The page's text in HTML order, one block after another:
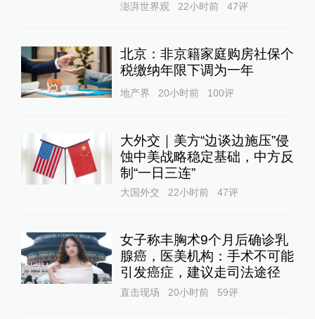
澎湃世界观 22小时前 47评
北京：非京籍家庭购房社保个
税缴纳年限下调为一年
地产界 20小时前 100评
大外交｜美方“边谈边施压”侵
蚀中美战略稳定基础，中方反
制“一日三连”
大国外交 22小时前 47评
女子称丰胸术9个月后确诊乳
腺癌，医美机构：手术不可能
引发癌症，建议走司法途径
直击现场 20小时前 59评